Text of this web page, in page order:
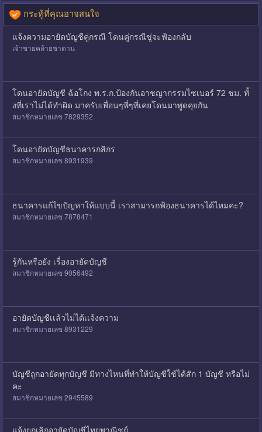
กระทู้ที่คุณอาจสนใจ
แจ้งความอายัดบัญชีคู่กรณี โดนคู่กรณีขู่จะฟ้องกลับ
เจ้าชายคล้ายซาตาน
โดนอายัดบัญชี ฉ้อโกง พ.ร.ก.ป้องกันอาชญากรรมไซเบอร์ 72 ชม. ทั้
งที่เราไม่ได้ทำผิด มาครับเพื่อนๆพี่ๆที่เคยโดนมาพูดคุยกัน
สมาชิกหมายเลข 7829352
โดนอายัดบัญชีธนาคารกสิกร
สมาชิกหมายเลข 8931939
ธนาคารแก้ไขปัญหาให้แบบนี้ เราสามารถฟ้องธนาคารได้ไหมคะ?
สมาชิกหมายเลข 7878471
รู้กันหรือยัง เรื่องอายัดบัญชี
สมาชิกหมายเลข 9056492
อายัดบัญชีเเล้วไม่ได้เเจ้งความ
สมาชิกหมายเลข 8931229
บัญชีถูกอายัดทุกบัญชี มีทางไหนที่ทำให้บัญชีใช้ได้สัก 1 บัญชี หรือไม่
คะ
สมาชิกหมายเลข 2945589
แจ้งยกเลิกอายัดบัญชีไทยพาณิชย์